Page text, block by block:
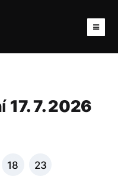
17. 7. 2026
18 23